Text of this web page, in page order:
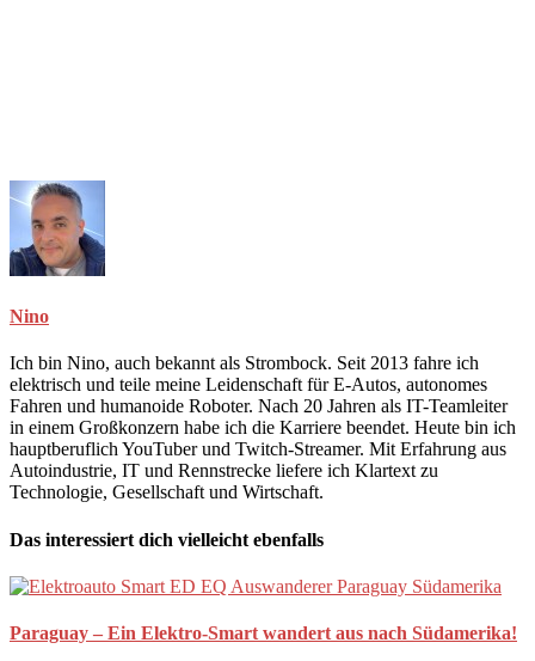
Nino
Ich bin Nino, auch bekannt als Strombock. Seit 2013 fahre ich
elektrisch und teile meine Leidenschaft für E-Autos, autonomes
Fahren und humanoide Roboter. Nach 20 Jahren als IT-Teamleiter
in einem Großkonzern habe ich die Karriere beendet. Heute bin ich
hauptberuflich YouTuber und Twitch-Streamer. Mit Erfahrung aus
Autoindustrie, IT und Rennstrecke liefere ich Klartext zu
Technologie, Gesellschaft und Wirtschaft.
Das interessiert dich vielleicht ebenfalls
Paraguay – Ein Elektro-Smart wandert aus nach Südamerika!